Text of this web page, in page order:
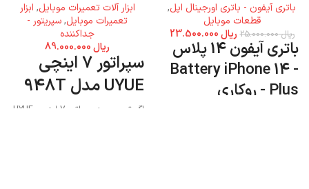
باتری آیفون - باتری اورجینال اپل,
قطعات موبایل
ریال25.000.000 ریال
باتری آیفون 14 پلاس
- Battery iPhone 14
Plus - روکاری
ابزار آلات تعمیرات موبایل, ابزار
تعمیرات موبایل,سپریتور -
جداکننده
ریال
سپراتور 7 اینچی
UYUE مدل 948T
اگر تصمیم به سپراتور 7 اینچی UYUE